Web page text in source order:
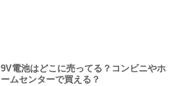
9V電池はどこに売ってる？コンビニやホ
ームセンターで買える？